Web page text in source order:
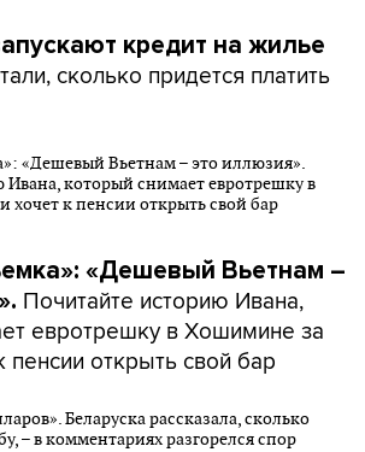
кредит на жилье
сколько придется платить
«Дешевый Вьетнам –
Почитайте историю Ивана,
евротрешку в Хошимине за
пенсии открыть свой бар